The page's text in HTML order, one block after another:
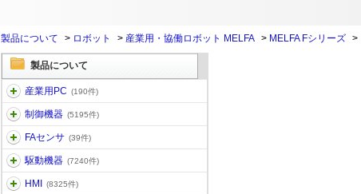
製品について > ロボット > 産業用・協働ロボット MELFA > MELFA Fシリーズ >
製品について
産業用PC (190件)
制御機器 (5195件)
FAセンサ (39件)
駆動機器 (7240件)
HMI (8325件)